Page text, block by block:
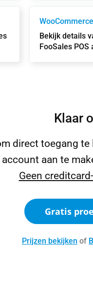
Bekijk details
FooSales POS
Klaar
direct toegang
aan te
Geen
Gratis
Prijzen bekijken of